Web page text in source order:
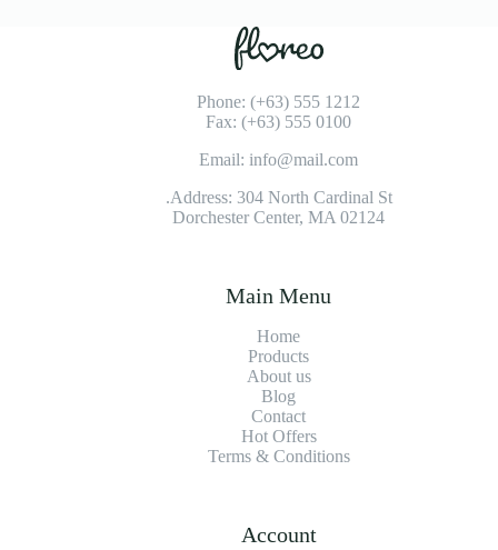
Phone: (+63) 555 1212
Fax: (+63) 555 0100
Email: info@mail.com
Address: 304 North Cardinal St.
Dorchester Center, MA 02124
Main Menu
Home
Products
About us
Blog
Contact
Hot Offers
Terms & Conditions
Account